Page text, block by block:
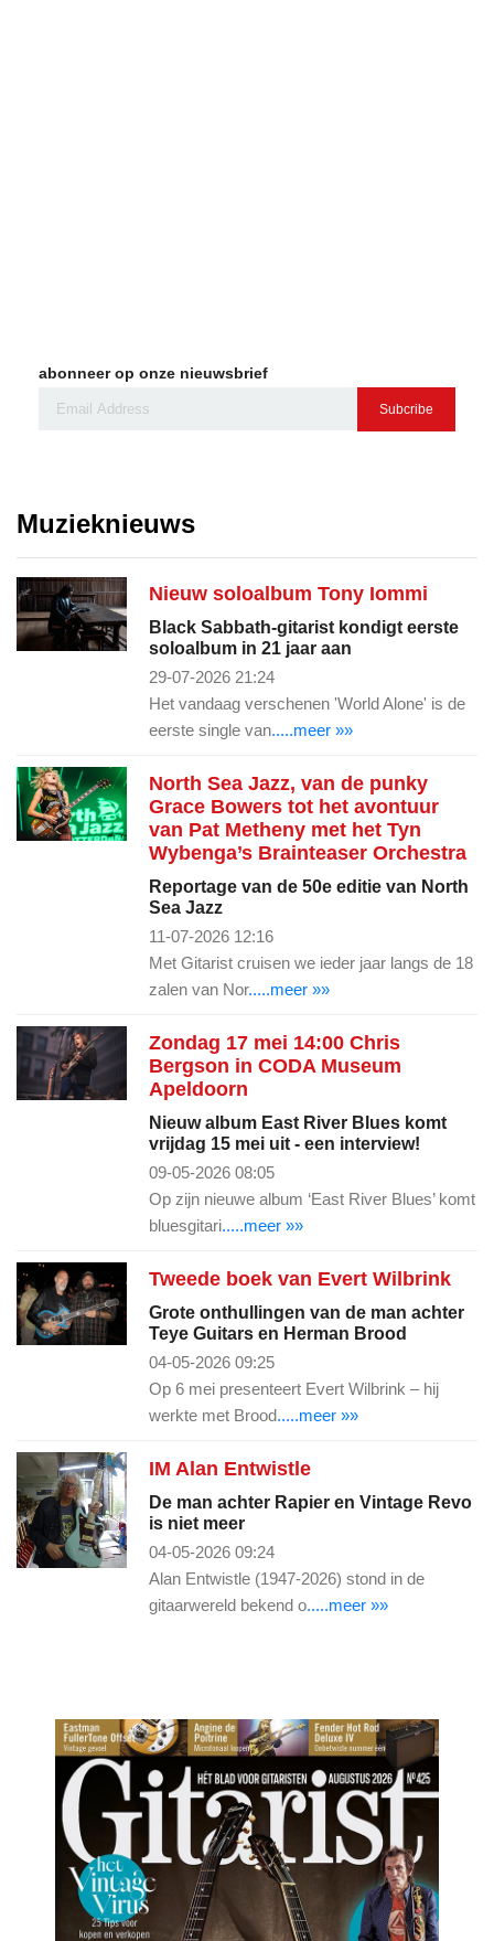
abonneer op onze nieuwsbrief
Subcribe
Muzieknieuws
Nieuw soloalbum Tony Iommi
Black Sabbath-gitarist kondigt eerste
soloalbum in 21 jaar aan
29-07-2026 21:24
Het vandaag verschenen 'World Alone' is de
eerste single van.....meer »»
North Sea Jazz, van de punky
Grace Bowers tot het avontuur
van Pat Metheny met het Tyn
Wybenga’s Brainteaser Orchestra
Reportage van de 50e editie van North
Sea Jazz
11-07-2026 12:16
Met Gitarist cruisen we ieder jaar langs de 18
zalen van Nor.....meer »»
Zondag 17 mei 14:00 Chris
Bergson in CODA Museum
Apeldoorn
Nieuw album East River Blues komt
vrijdag 15 mei uit - een interview!
09-05-2026 08:05
Op zijn nieuwe album ‘East River Blues’ komt
bluesgitari.....meer »»
Tweede boek van Evert Wilbrink
Grote onthullingen van de man achter
Teye Guitars en Herman Brood
04-05-2026 09:25
Op 6 mei presenteert Evert Wilbrink – hij
werkte met Brood.....meer »»
IM Alan Entwistle
De man achter Rapier en Vintage Revo
is niet meer
04-05-2026 09:24
Alan Entwistle (1947-2026) stond in de
gitaarwereld bekend o.....meer »»